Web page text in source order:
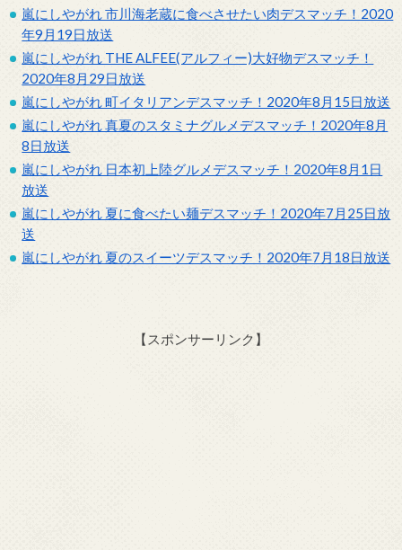
嵐にしやがれ 市川海老蔵に食べさせたい肉デスマッチ！2020
年9月19日放送
嵐にしやがれ THE ALFEE(アルフィー)大好物デスマッチ！
2020年8月29日放送
嵐にしやがれ 町イタリアンデスマッチ！2020年8月15日放送
嵐にしやがれ 真夏のスタミナグルメデスマッチ！2020年8月
8日放送
嵐にしやがれ 日本初上陸グルメデスマッチ！2020年8月1日
放送
嵐にしやがれ 夏に食べたい麺デスマッチ！2020年7月25日放
送
嵐にしやがれ 夏のスイーツデスマッチ！2020年7月18日放送
【スポンサーリンク】